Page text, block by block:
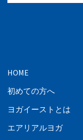
HOME
初めての方へ
ヨガイーストとは
エアリアルヨガ